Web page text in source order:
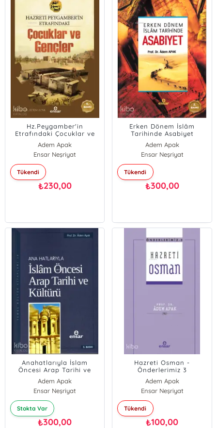
Hz.Peygamber'in
Etrafındaki Çocuklar ve
Gençler
Adem Apak
Ensar Neşriyat
Tükendi
₺230,00
Erken Dönem İslâm
Tarihinde Asabiyet
Adem Apak
Ensar Neşriyat
Tükendi
₺300,00
Anahatlarıyla İslam
Öncesi Arap Tarihi ve
Kültürü
Adem Apak
Ensar Neşriyat
Stokta Var
₺300,00
Hazreti Osman -
Önderlerimiz 3
Adem Apak
Ensar Neşriyat
Tükendi
₺100,00